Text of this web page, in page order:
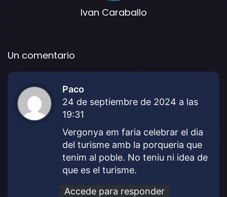
Ivan Caraballo
Un comentario
Paco
i
:
24 de septiembre de 2024 a las
19:31
Vergonya em faria celebrar el dia
del turisme amb la porqueria que
tenim al poble. No teniu ni idea de
que es el turisme.
Accede para responder